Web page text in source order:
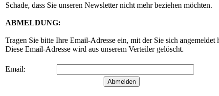
Schade, dass Sie unseren Newsletter nicht mehr beziehen möchten.
ABMELDUNG:
Tragen Sie bitte Ihre Email-Adresse ein, mit der Sie sich angemeldet
Diese Email-Adresse wird aus unserem Verteiler gelöscht.
Email: